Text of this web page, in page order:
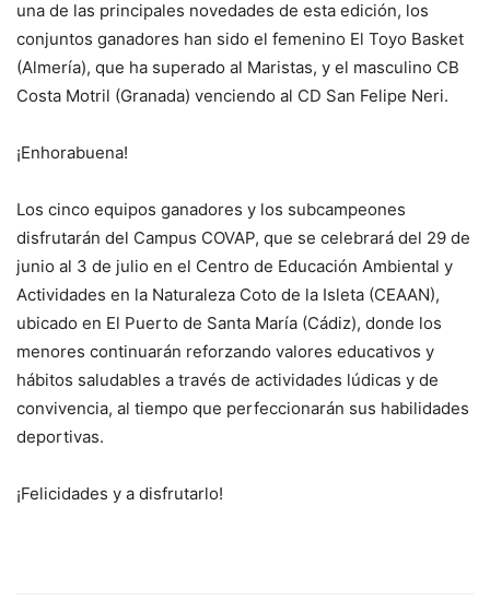
una de las principales novedades de esta edición, los
conjuntos ganadores han sido el femenino El Toyo Basket
(Almería), que ha superado al Maristas, y el masculino CB
Costa Motril (Granada) venciendo al CD San Felipe Neri.
¡Enhorabuena!
Los cinco equipos ganadores y los subcampeones
disfrutarán del Campus COVAP, que se celebrará del 29 de
junio al 3 de julio en el Centro de Educación Ambiental y
Actividades en la Naturaleza Coto de la Isleta (CEAAN),
ubicado en El Puerto de Santa María (Cádiz), donde los
menores continuarán reforzando valores educativos y
hábitos saludables a través de actividades lúdicas y de
convivencia, al tiempo que perfeccionarán sus habilidades
deportivas.
¡Felicidades y a disfrutarlo!